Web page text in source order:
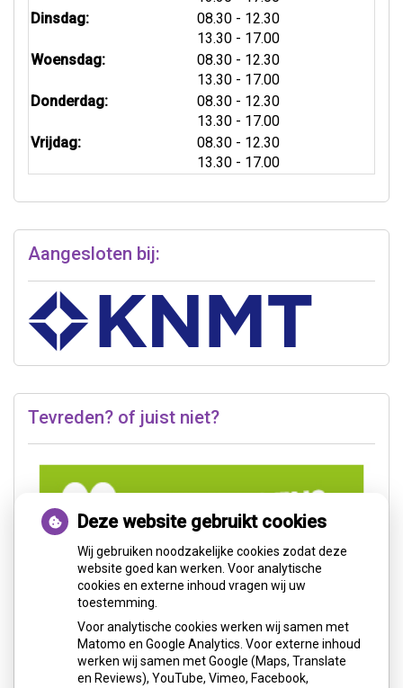
Dinsdag:
08.30 tot
- 12.30
13.30 tot
- 17.00
Woensdag:
08.30 tot
- 12.30
13.30 tot
- 17.00
Donderdag:
08.30 tot
- 12.30
13.30 tot
- 17.00
Vrijdag:
08.30 tot
- 12.30
13.30 tot
- 17.00
Aangesloten bij:
Tevreden? of juist niet?
Deze website gebruikt cookies
Wij gebruiken noodzakelijke cookies zodat deze
website goed kan werken. Voor analytische
cookies en externe inhoud vragen wij uw
toestemming.
Voor analytische cookies werken wij samen met
Matomo en Google Analytics. Voor externe inhoud
werken wij samen met Google (Maps, Translate
en Reviews), YouTube, Vimeo, Facebook,